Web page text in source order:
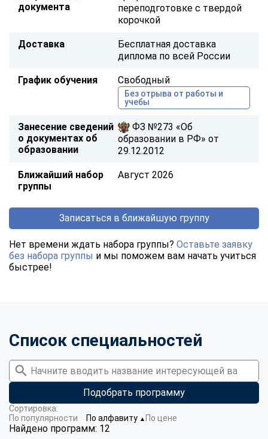
документа
переподготовке с твердой
корочкой
Доставка
Бесплатная доставка
диплома по всей России
График обучения Свободный
Без отрыва от работы и
учебы
Занесение сведений
о документах об
образовании
ФЗ №273 «Об
образовании в РФ» от
29.12.2012
Ближайший набор
группы
Август 2026
Записаться в ближайшую группу
Нет времени ждать набора группы? Оставьте заявку
без набора группы и мы поможем вам начать учиться
быстрее!
Список специальностей
Подобрать программу
Найдено программ: 12
Сортировка:
По популярности
По алфавиту ▼ По цене